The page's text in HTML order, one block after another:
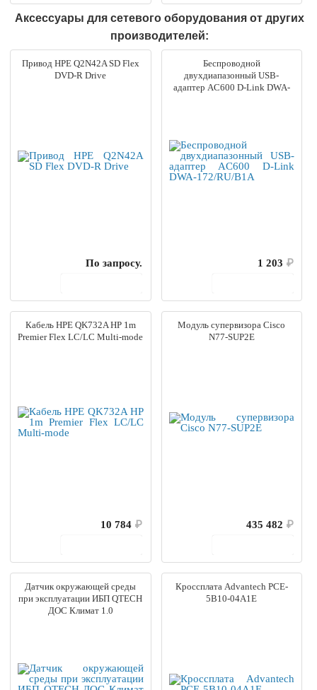
Аксессуары для сетевого оборудования от других
производителей:
Привод HPE Q2N42A SD Flex
DVD-R Drive
По запросу.
Беспроводной
двухдиапазонный USB-
адаптер AC600 D-Link DWA-
1 203 ₽
Кабель HPE QK732A HP 1m
Premier Flex LC/LC Multi-mode
10 784 ₽
Модуль супервизора Cisco
N77-SUP2E
435 482 ₽
Датчик окружающей среды
при эксплуатации ИБП QTECH
ДОС Климат 1.0
Кроссплата Advantech PCE-
5B10-04A1E